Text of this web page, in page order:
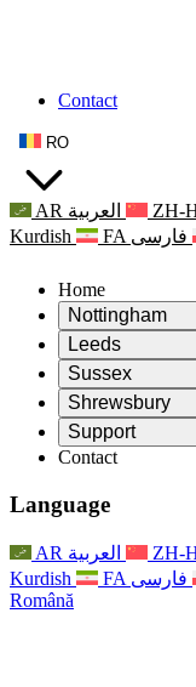
Contact
RO
AR العربية ZH-
Kurdish
FA فارسی
Home
Nottingham
Review
Președintele
Echipa
Termeni de
Raportul final al
Întrebări frecvente
Procesul de
Buletine
Renunțare
Evenimente
Leeds
Review
Președintele
Echipa
Termeni de
Contact
Sprijin psihologic
Actualizări pentru
Evenimente
For Staff
Sprijin pentru
Vocile personalului
Sussex
Review
Președintele
Echipa
Termeni de
For Families
Actualizări
Evenimente
For Staff
Shrewsbury
Review
Termeni de
Raportul final al
Primul raport al
For Families
Actualizări
Support
Leeds
Nottingham
Serviciul de
Sprijin în caz de
Servicii
National
Sepsis Charities
Contact
Language
AR العربية ZH-
Kurdish
FA فارسی
Română